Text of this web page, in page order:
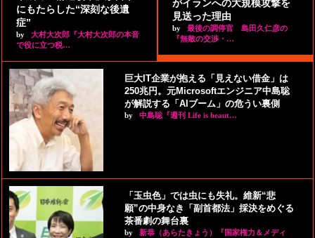
にもたらした“深刻な後遺
症”
by
大村大次郎『大村大次郎の本音
で役に立つ税…
がイランへの大規模攻撃を
見送った理由
by
最後の調停官 島田久仁彦の
『無敵の交渉・…
巨大IT企業が抱える「見えない借金」は
250兆円。元Microsoftエンジニア中島聡
が解説する「AIブーム」の危うい裏側
by 中島聡『週刊 Life is beaut…
「玉虫色」では虫にも失礼。維新“悲
願”の中身なき「副首都法」採決をめぐる
茶番劇の舞台裏
by
新恭（あらたきょう）『国家権力＆メディ